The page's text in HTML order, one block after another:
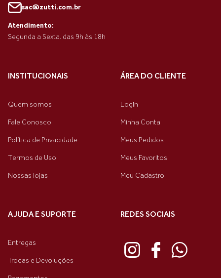
sac@zutti.com.br
Atendimento:
Segunda a Sexta. das 9h às 18h
INSTITUCIONAIS
Quem somos
Fale Conosco
Política de Privacidade
Termos de Uso
Nossas lojas
ÁREA DO CLIENTE
Login
Minha Conta
Meus Pedidos
Meus Favoritos
Meu Cadastro
AJUDA E SUPORTE
Entregas
Trocas e Devoluções
REDES SOCIAIS